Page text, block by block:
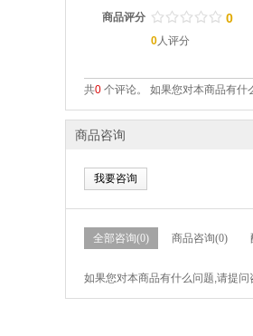
商品评分 / / / / /
. . . . . 0
0人评分
共0 个评论。 如果您对本商品有什
商品咨询
我要咨询
全部咨询(0) 商品咨询(0)
如果您对本商品有什么问题,请提问